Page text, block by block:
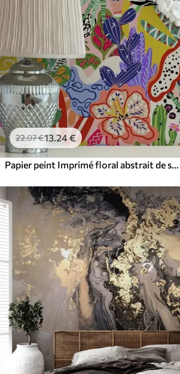
22.07€13.24€
Papier peint Imprimé floral abstrait de style pop art